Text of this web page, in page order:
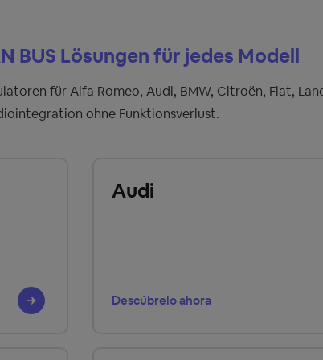
BUS Lösungen für jedes Modell
für Alfa Romeo, Audi, BMW, Citroën, Fiat,
ohne Funktionsverlust.
Audi
Descúbrelo ahora